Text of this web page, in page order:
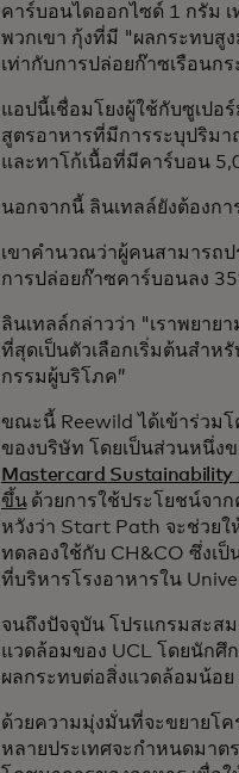
คาร์บอนไดออกไซด์ 1 กรัม
พวกเขา กุ้งที่มี "ผลกระทบสู
เท่ากับการปล่อยก๊าซเรือนก
แอปนี้เชื่อมโยงผู้ใช้กับซูเปอ
สูตรอาหารที่มีการระบุปริม
และทาโก้เนื้อที่มีคาร์บอน
นอกจากนี้ ลินเทลล์ยังต้องก
เขาคำนวณว่าผู้คนสามารถ
การปล่อยก๊าซคาร์บอนลง
ลินเทลล์กล่าวว่า "เราพยา
ที่สุดเป็นตัวเลือกเริ่มต้นสำ
กรรมผู้บริโภค”
ขณะนี้ Reewild ได้เข้าร่วมโ
ของบริษัท โดยเป็นส่วนหนึ่ง
Mastercard Sustainability
ขึ้นด้วยการใช้ประโยชน์จา
หวังว่า Start Path จะช่วย
ทดลองใช้กับ CH&CO ซึ่งเ
ที่บริหารโรงอาหารใน
จนถึงปัจจุบัน โปรแกรมสะส
แวดล้อมของ UCL โดยนักศึ
ผลกระทบต่อสิ่งแวดล้อมน้อ
ด้วยความมุ่งมั่นที่จะขยายโ
หลายประเทศจะกำหนดมา